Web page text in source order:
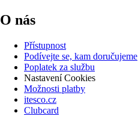
O nás
Přístupnost
Podívejte se, kam doručujeme
Poplatek za službu
Nastavení Cookies
Možnosti platby
itesco.cz
Clubcard